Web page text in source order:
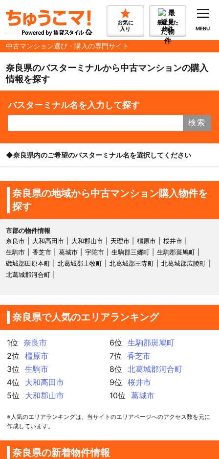
お気に
入り
最近見た
物件
MENU
中古マンション選び・購入の専門サイト
奈良県のバスターミナルから中古マンションの購入
情報を探す
バスターミナル名を入力して探す
検索
◆奈良県内のご希望のバスターミナル名を選択してください
奈良県の地域から中古マンション購入物件を
探す
市郡の物件情報
奈良市
大和高田市 大和郡山市 天理市 橿原市
桜井市
生駒市
香芝市 葛城市 宇陀市 生駒郡三郷町
生駒郡斑鳩町
磯城郡田原本町
北葛城郡上牧町 北葛城郡王寺町
北葛城郡広陵町
北葛城郡河合町
奈良県で人気のエリアランキング
1位
奈良市
2位
橿原市
3位
生駒市
4位
大和高田市
5位
大和郡山市
6位
生駒郡斑鳩町
7位
香芝市
8位
北葛城郡河合町
9位
桜井市
10位
葛城市
※人気のエリアランキングは、当サイトのエリアページへのアクセス数を元に
作成しています。
奈良県の新着物件情報